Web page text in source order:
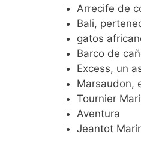
Arrecife de
Bali,
gatos
Barco de
Excess, un
Marsaudon,
Tournier
Aventura
Jeantot